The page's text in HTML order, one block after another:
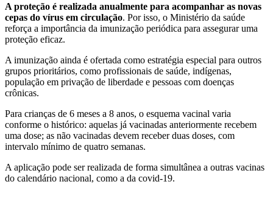
A proteção é realizada anualmente para acompanhar as novas
cepas do vírus em circulação. Por isso, o Ministério da saúde
reforça a importância da imunização periódica para assegurar uma
proteção eficaz.
A imunização ainda é ofertada como estratégia especial para outros
grupos prioritários, como profissionais de saúde, indígenas,
população em privação de liberdade e pessoas com doenças
crônicas.
Para crianças de 6 meses a 8 anos, o esquema vacinal varia
conforme o histórico: aquelas já vacinadas anteriormente recebem
uma dose; as não vacinadas devem receber duas doses, com
intervalo mínimo de quatro semanas.
A aplicação pode ser realizada de forma simultânea a outras vacinas
do calendário nacional, como a da covid-19.